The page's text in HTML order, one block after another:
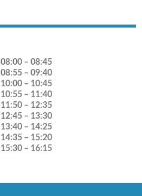
08:00 – 08:45
08:55 – 09:40
10:00 – 10:45
10:55 – 11:40
11:50 – 12:35
12:45 – 13:30
13:40 – 14:25
14:35 – 15:20
15:30 – 16:15